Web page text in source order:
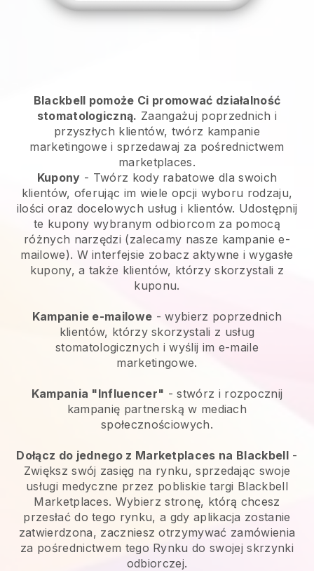
Blackbell pomoże Ci promować działalność
stomatologiczną. Zaangażuj poprzednich i
przyszłych klientów, twórz kampanie
marketingowe i sprzedawaj za pośrednictwem
marketplaces.
Kupony - Twórz kody rabatowe dla swoich
klientów, oferując im wiele opcji wyboru rodzaju,
ilości oraz docelowych usług i klientów. Udostępnij
te kupony wybranym odbiorcom za pomocą
różnych narzędzi (zalecamy nasze kampanie e-
mailowe). W interfejsie zobacz aktywne i wygasłe
kupony, a także klientów, którzy skorzystali z
kuponu.
Kampanie e-mailowe - wybierz poprzednich
klientów, którzy skorzystali z usług
stomatologicznych i wyślij im e-maile
marketingowe.
Kampania "Influencer" - stwórz i rozpocznij
kampanię partnerską w mediach
społecznościowych.
Dołącz do jednego z Marketplaces na Blackbell-
Zwiększ swój zasięg na rynku, sprzedając swoje
usługi medyczne przez pobliskie targi Blackbell
Marketplaces. Wybierz stronę, którą chcesz
przesłać do tego rynku, a gdy aplikacja zostanie
zatwierdzona, zaczniesz otrzymywać zamówienia
za pośrednictwem tego Rynku do swojej skrzynki
odbiorczej.